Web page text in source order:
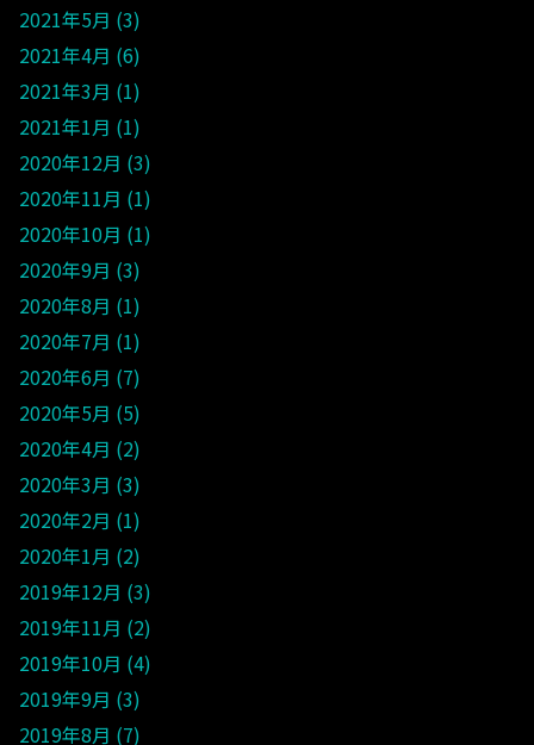
2021年5月 3
2021年4月 6
2021年3月 1
2021年1月 1
2020年12月 3
2020年11月 1
2020年10月 1
2020年9月 3
2020年8月 1
2020年7月 1
2020年6月 7
2020年5月 5
2020年4月 2
2020年3月 3
2020年2月 1
2020年1月 2
2019年12月 3
2019年11月 2
2019年10月 4
2019年9月 3
2019年8月 7